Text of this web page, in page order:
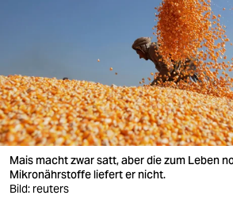
nord
wahrheit
verlag
verlag
Mais macht zwar satt, aber die zum Leben
Mikronährstoffe liefert er nicht.
Bild: reuters